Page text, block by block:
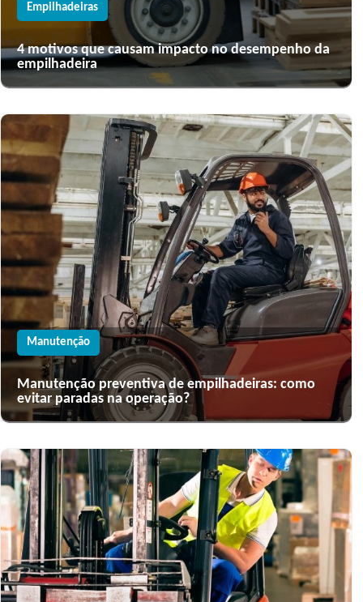
Empilhadeiras
4 motivos que causam impacto no desempenho da
empilhadeira
Manutenção
Manutenção preventiva de empilhadeiras: como
evitar paradas na operação?